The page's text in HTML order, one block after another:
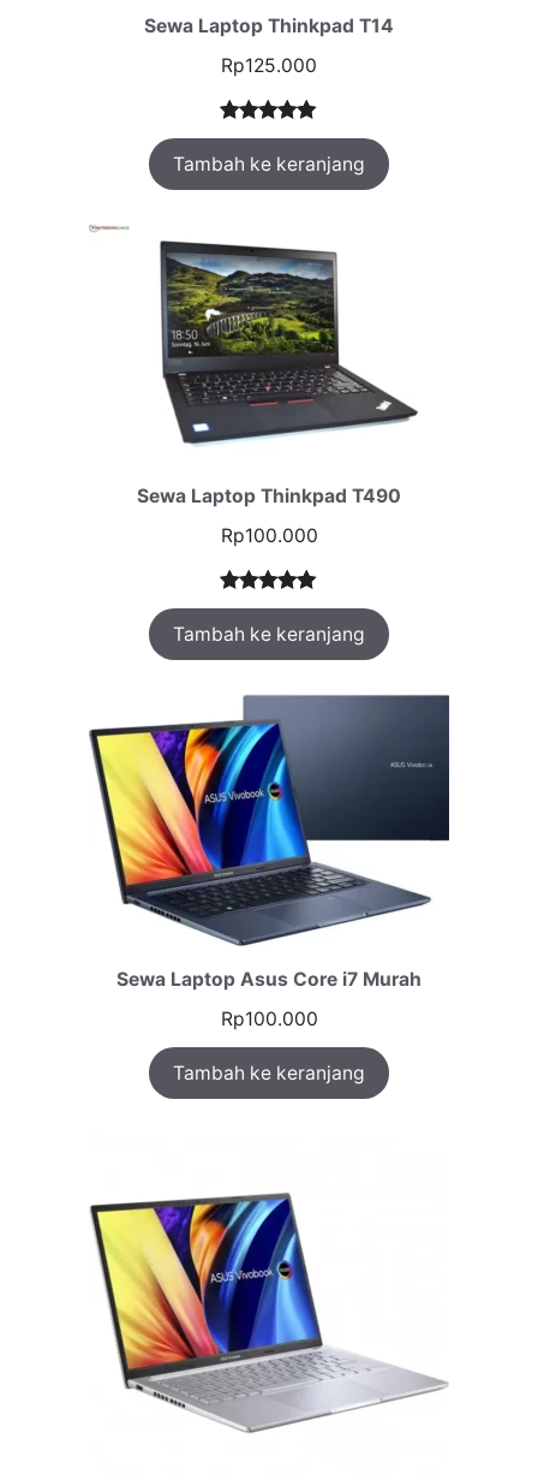
Sewa Laptop Thinkpad T14
Rp125.000
Peringkat
5.00dari 5
berdasarka
1
pelanggan
Tambah ke keranjang
Sewa Laptop Thinkpad T490
Rp100.000
Peringkat
5.00dari 5
berdasarka
1
penilaian
pelanggan
Tambah ke keranjang
Sewa Laptop Asus Core i7 Murah
Rp100.000
Tambah ke keranjang